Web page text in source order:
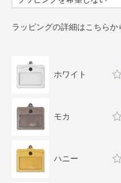
ラッピングの詳細はこちらか
ホワイト
モカ
ハニー